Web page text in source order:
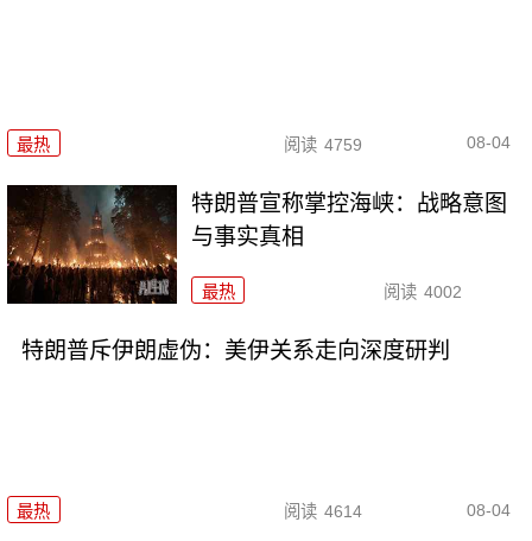
最热 阅读 4759 08-04
特朗普宣称掌控海峡：战略意图
与事实真相
最热 阅读 4002
特朗普斥伊朗虚伪：美伊关系走向深度研判
最热 阅读 4614 08-04